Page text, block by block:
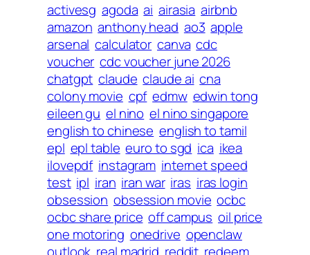
activesg agoda ai airasia airbnb
amazon anthony head ao3 apple
arsenal calculator canva cdc
voucher cdc voucher june 2026
chatgpt claude claude ai cna
colony movie cpf edmw edwin tong
eileen gu el nino el nino singapore
english to chinese english to tamil
epl epl table euro to sgd ica ikea
ilovepdf instagram internet speed
test ipl iran iran war iras iras login
obsession obsession movie ocbc
ocbc share price off campus oil price
one motoring onedrive openclaw